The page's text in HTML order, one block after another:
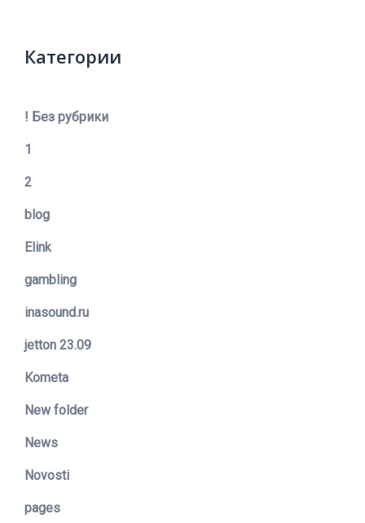
Категории
! Без рубрики
1
2
blog
Elink
gambling
inasound.ru
jetton 23.09
Kometa
New folder
News
Novosti
pages